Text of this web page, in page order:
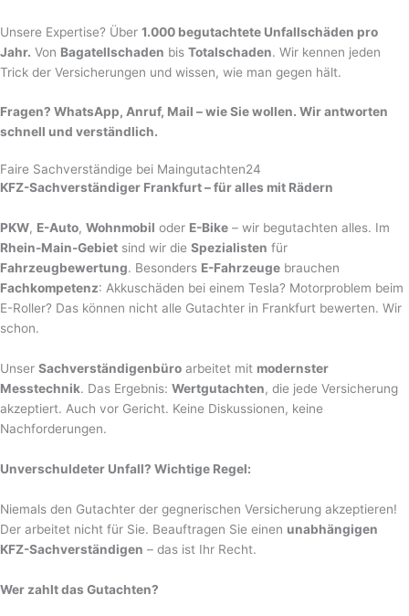
Unsere Expertise? Über 1.000 begutachtete Unfallschäden pro
Jahr. Von Bagatellschaden bis Totalschaden. Wir kennen jeden
Trick der Versicherungen und wissen, wie man gegen hält.
Fragen? WhatsApp, Anruf, Mail – wie Sie wollen. Wir antworten
schnell und verständlich.
Faire Sachverständige bei Maingutachten24
KFZ-Sachverständiger Frankfurt – für alles mit Rädern
PKW, E-Auto, Wohnmobil oder E-Bike – wir begutachten alles. Im
Rhein-Main-Gebiet sind wir die Spezialisten für
Fahrzeugbewertung. Besonders E-Fahrzeuge brauchen
Fachkompetenz: Akkuschäden bei einem Tesla? Motorproblem beim
E-Roller? Das können nicht alle Gutachter in Frankfurt bewerten. Wir
schon.
Unser Sachverständigenbüro arbeitet mit modernster
Messtechnik. Das Ergebnis: Wertgutachten, die jede Versicherung
akzeptiert. Auch vor Gericht. Keine Diskussionen, keine
Nachforderungen.
Unverschuldeter Unfall? Wichtige Regel:
Niemals den Gutachter der gegnerischen Versicherung akzeptieren!
Der arbeitet nicht für Sie. Beauftragen Sie einen unabhängigen
KFZ-Sachverständigen – das ist Ihr Recht.
Wer zahlt das Gutachten?